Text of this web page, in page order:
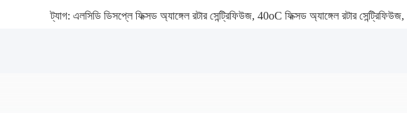
ট্যাগ: এলসিডি ডিসপ্লে ফিক্সড অ্যাঙ্গেল রটার সেন্ট্রিফিউজ, 40oC ফিক্সড অ্যাঙ্গেল রটার সেন্ট্রিফিউজ,